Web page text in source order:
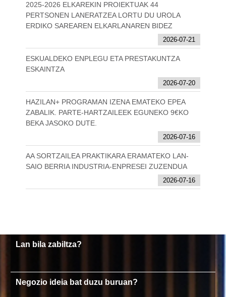
2025-2026 ELKAREKIN PROIEKTUAK 44
PERTSONEN LANERATZEA LORTU DU UROLA
ERDIKO SAREAREN ELKARLANAREN BIDEZ
2026-07-21
ESKUALDEKO ENPLEGU ETA PRESTAKUNTZA
ESKAINTZA
2026-07-20
HAZILAN+ PROGRAMAN IZENA EMATEKO EPEA
ZABALIK. PARTE-HARTZAILEEK EGUNEKO 9€KO
BEKA JASOKO DUTE.
2026-07-16
AA SORTZAILEA PRAKTIKARA ERAMATEKO LAN-
SAIO BERRIA INDUSTRIA-ENPRESEI ZUZENDUA
2026-07-16
Lan bila zabiltza?
Negozio ideia bat duzu buruan?